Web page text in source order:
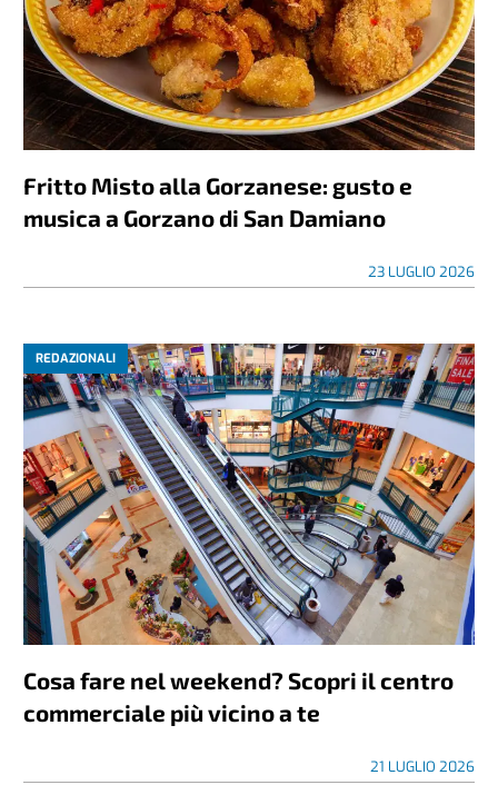
Fritto Misto alla Gorzanese: gusto e
musica a Gorzano di San Damiano
23 LUGLIO 2026
REDAZIONALI
Cosa fare nel weekend? Scopri il centro
commerciale più vicino a te
21 LUGLIO 2026